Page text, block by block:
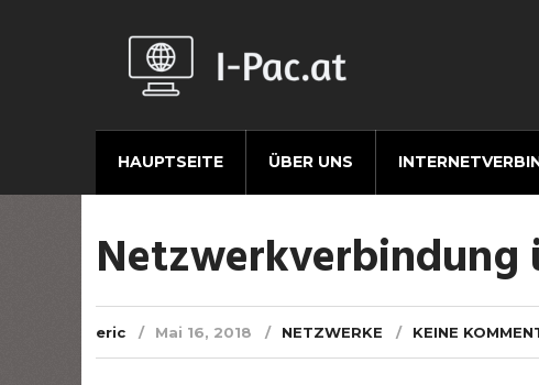
HAUPTSEITE ÜBER UNS
Netzwerkverbindung
eric Mai 16, 2018 NETZWERKE KEINE